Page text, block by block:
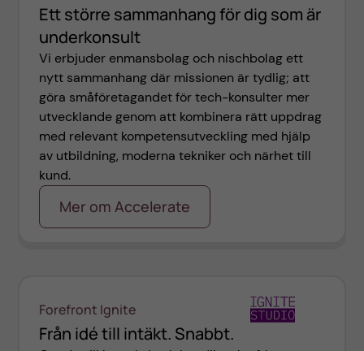
Ett större sammanhang för dig som är
underkonsult
Vi erbjuder enmansbolag och nischbolag ett
nytt sammanhang där missionen är tydlig; att
göra småföretagandet för tech-konsulter mer
utvecklande genom att kombinera rätt uppdrag
med relevant kompetensutveckling med hjälp
av utbildning, moderna tekniker och närhet till
kund.
Mer om Accelerate
Forefront Ignite
Från idé till intäkt. Snabbt.